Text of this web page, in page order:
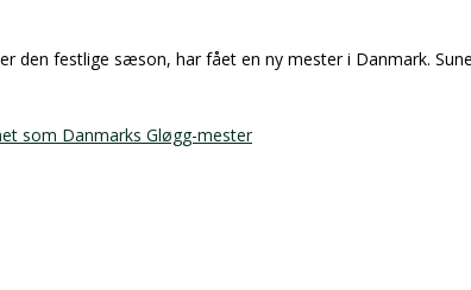
den festlige sæson, har fået en ny mester i Danmark.
som Danmarks Gløgg-mester